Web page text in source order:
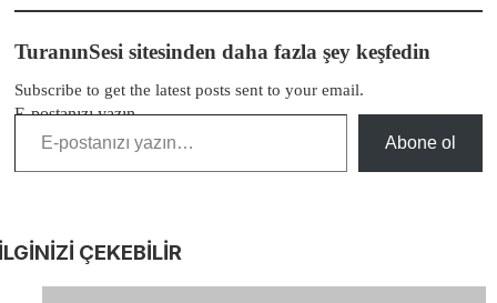
TuranınSesi sitesinden daha fazla şey keşfedin
Subscribe to get the latest posts sent to your email.
E-postanızı yazın…
Abone ol
ÇEKEBİLİR